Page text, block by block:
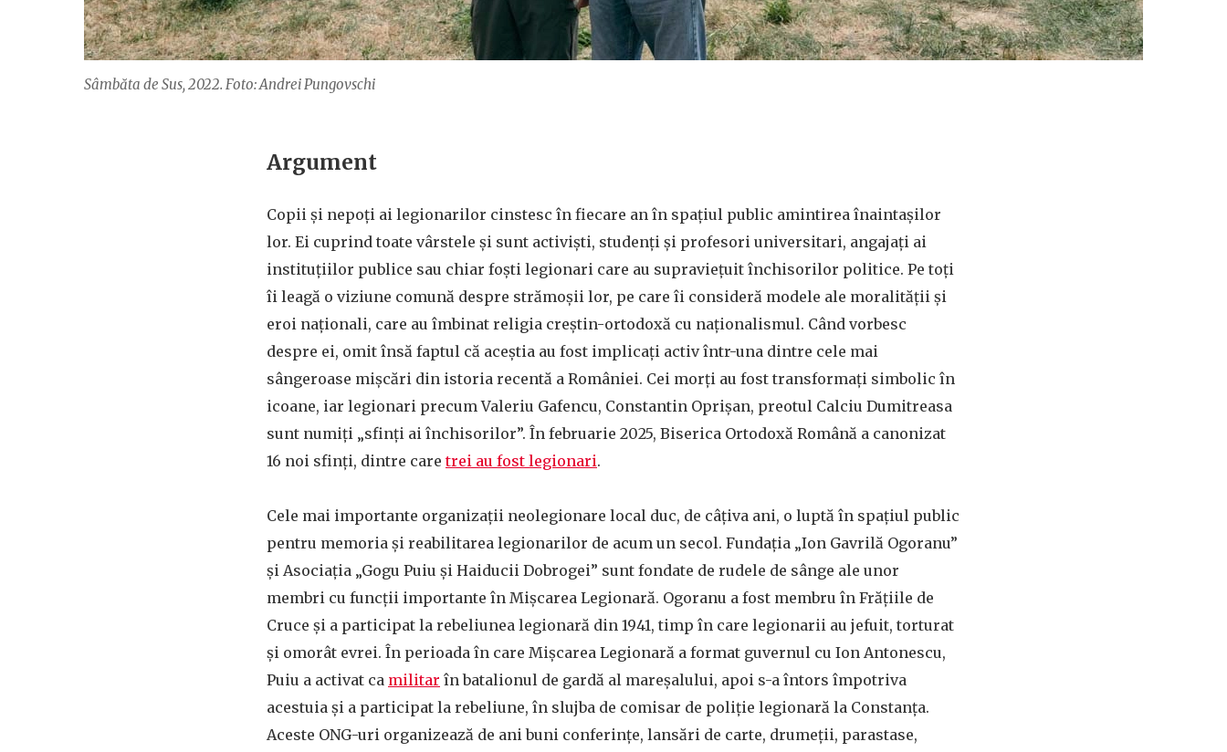
Sâmbăta de Sus, 2022. Foto: Andrei Pungovschi
Argument
Copii și nepoți ai legionarilor cinstesc în fiecare an în spațiul public amintirea înaintașilor
lor. Ei cuprind toate vârstele și sunt activiști, studenți și profesori universitari, angajați ai
instituțiilor publice sau chiar foști legionari care au supraviețuit închisorilor politice. Pe toți
îi leagă o viziune comună despre strămoșii lor, pe care îi consideră modele ale moralității și
eroi naționali, care au îmbinat religia creștin-ortodoxă cu naționalismul. Când vorbesc
despre ei, omit însă faptul că aceștia au fost implicați activ într-una dintre cele mai
sângeroase mișcări din istoria recentă a României. Cei morți au fost transformați simbolic în
icoane, iar legionari precum Valeriu Gafencu, Constantin Oprișan, preotul Calciu Dumitreasa
sunt numiți „sfinți ai închisorilor”. În februarie 2025, Biserica Ortodoxă Română a canonizat
16 noi sfinți, dintre caretrei au fost legionari.
Cele mai importante organizații neolegionare local duc, de câțiva ani, o luptă în spațiul public
pentru memoria și reabilitarea legionarilor de acum un secol. Fundația „Ion Gavrilă Ogoranu”
și Asociația „Gogu Puiu și Haiducii Dobrogei” sunt fondate de rudele de sânge ale unor
membri cu funcții importante în Mișcarea Legionară. Ogoranu a fost membru în Frățiile de
Cruce și a participat la rebeliunea legionară din 1941, timp în care legionarii au jefuit, torturat
și omorât evrei. În perioada în care Mișcarea Legionară a format guvernul cu Ion Antonescu,
Puiu a activat ca militar în batalionul de gardă al mareșalului, apoi s-a întors împotriva
acestuia și a participat la rebeliune, în slujba de comisar de poliție legionară la Constanța.
Aceste ONG-uri organizează de ani buni conferințe, lansări de carte, drumeții, parastase,